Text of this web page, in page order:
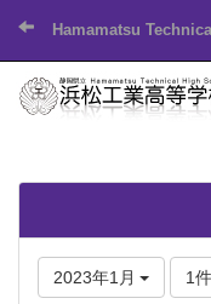
Hamamatsu
2023年1月 1件